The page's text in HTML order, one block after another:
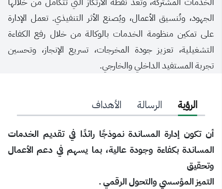
الجهود، وتُنسيق الأعمال، ويُصنع الأثر التنفيذي. تعمل الإدارة
على تمكين منظومة الخدمات بالوكالة من خلال رفع الكفاءة
التشغيلية، تعزيز جودة المخرجات، تسريع الإنجاز، وتحسين
تجربة المستفيد الداخلي والخارجي.
الرؤية الرسالة الأهداف
أن تكون إدارة المساندة نموذجًا رائدًا في تقديم الخدمات
المساندة بكفاءة وجودة عالية، بما يسهم في دعم الأعمال
وتحقيق
التميز المؤسسي والتحول الرقمي .